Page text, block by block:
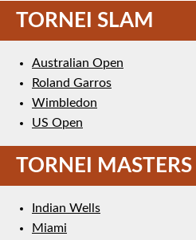
TORNEI SLAM
Australian Open
Roland Garros
Wimbledon
US Open
TORNEI
Indian Wells
Miami